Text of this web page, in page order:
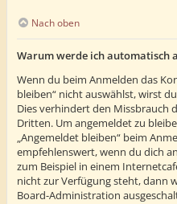
Nach oben
Warum werde ich automatisch
Wenn du beim Anmelden das
bleiben“ nicht auswählst, wirst
Dies verhindert den Missbrauch
Dritten. Um angemeldet zu
„Angemeldet bleiben“ beim
empfehlenswert, wenn du dich
zum Beispiel in einem
nicht zur Verfügung steht, dann
Board-Administration